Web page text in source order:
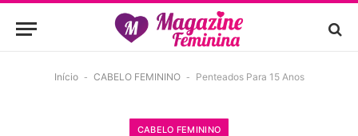
Início - CABELO FEMININO - Penteados Para 15 Anos
CABELO FEMININO